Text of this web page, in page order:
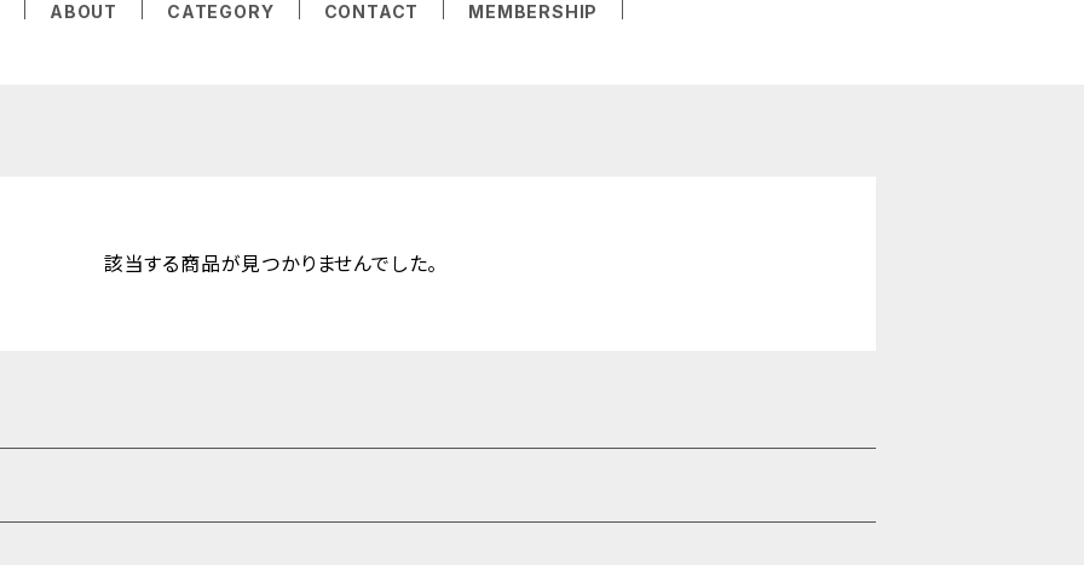
ABOUT CATEGORY CONTACT MEMBERSHIP
該当する商品が見つかりませんでした。